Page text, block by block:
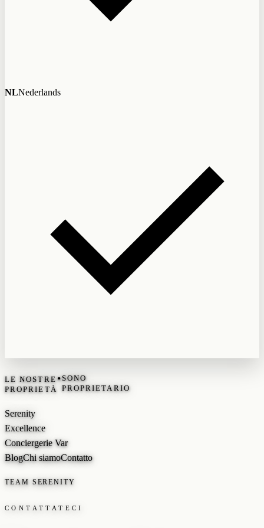
NLNederlands
LE NOSTRE
PROPRIETÀ
•SONO
PROPRIETARIO
Serenity
Excellence
Conciergerie Var
BlogChi siamoContatto
TEAM SERENITY
CONTATTATECI